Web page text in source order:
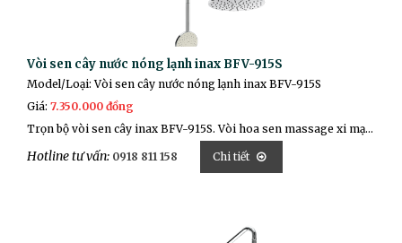
Vòi sen cây nước nóng lạnh inax BFV-915S
Model/Loại: Vòi sen cây nước nóng lạnh inax BFV-915S
Giá: 7.350.000 đồng
Trọn bộ vòi sen cây inax BFV-915S. Vòi hoa sen massage xi mạ sáng bóng, bề mặt xi mạ Ni+Cr sáng bóng. Vòi sen được đúc nguyên khối từ đồng thau không chứa kim loại nặng gây hại cho sức khỏe người sử dụng.
Hotline tư vấn: 0918 811 158 Chi tiết